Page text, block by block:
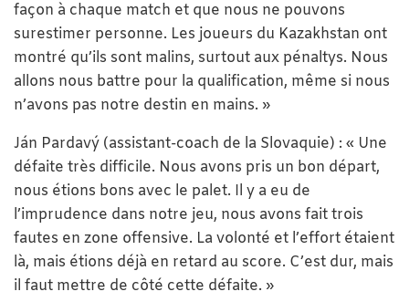
façon à chaque match et que nous ne pouvons
surestimer personne. Les joueurs du Kazakhstan ont
montré qu’ils sont malins, surtout aux pénaltys. Nous
allons nous battre pour la qualification, même si nous
n’avons pas notre destin en mains. »
Ján Pardavý (assistant-coach de la Slovaquie) : « Une
défaite très difficile. Nous avons pris un bon départ,
nous étions bons avec le palet. Il y a eu de
l’imprudence dans notre jeu, nous avons fait trois
fautes en zone offensive. La volonté et l’effort étaient
là, mais étions déjà en retard au score. C’est dur, mais
il faut mettre de côté cette défaite. »